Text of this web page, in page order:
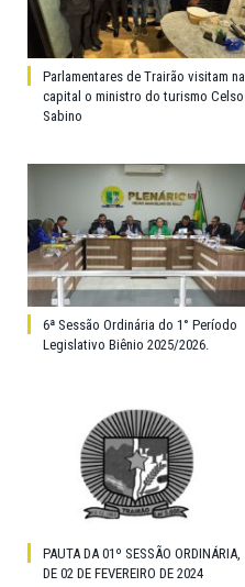
Parlamentares de Trairão visitam na
capital o ministro do turismo Celso
Sabino
6ª Sessão Ordinária do 1° Período
Legislativo Biênio 2025/2026.
PAUTA DA 01º SESSÃO ORDINÁRIA,
DE 02 DE FEVEREIRO DE 2024